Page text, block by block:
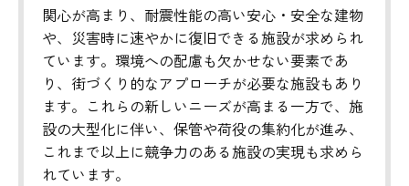
関心が高まり、耐震性能の高い安心・安全な建物
や、災害時に速やかに復旧できる施設が求められ
ています。環境への配慮も欠かせない要素であ
り、街づくり的なアプローチが必要な施設もあり
ます。これらの新しいニーズが高まる一方で、施
設の大型化に伴い、保管や荷役の集約化が進み、
これまで以上に競争力のある施設の実現も求めら
れています。